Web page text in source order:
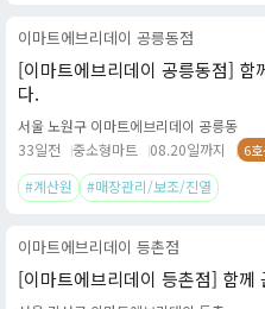
이마트에브리데이 공릉동점
[이마트에브리데이 공릉동점] 함
다.
서울 노원구 이마트에브리데이 공릉동
33일전
중소형마트 08.20일까지 6
#계산원 #매장관리/보조/진열
이마트에브리데이 등촌점
[이마트에브리데이 등촌점] 함